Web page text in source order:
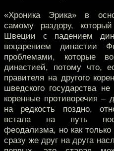
«Хроника Эрика» в
самому раздору,
Швеции с падением
воцарением династии
проблемами, которые
династией, потому что,
правителя на другого
шведского государства
коренные противоречия –
на редкость поздно,
встала на путь
феодализма, но как только
сразу же друг на друга